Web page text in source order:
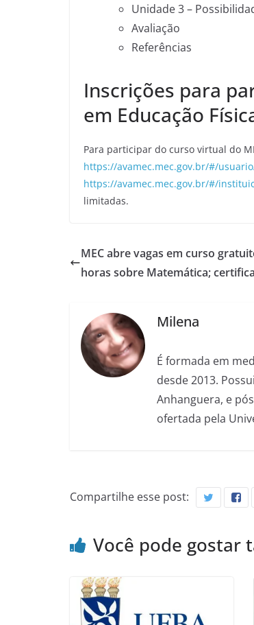
Unidade 3 –
Avaliação
Referências
Inscrições para
em Educação
Para participar do curso virtual do
https://avamec.mec.gov.br/#/
https://avamec.mec.gov.br/#/
limitadas.
MEC abre vagas em curso
horas sobre Matemática;
Milena
É formada em
desde 2013.
Anhanguera, e
ofertada pela
Compartilhe esse post:
Você pode gostar